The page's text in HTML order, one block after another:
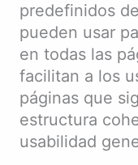
predefinidos
pueden usar
en todas las
facilitan a los
páginas que
estructura
usabilidad